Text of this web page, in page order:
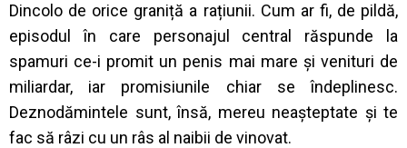
Dincolo de orice graniță a rațiunii. Cum ar fi, de pildă,
episodul în care personajul central răspunde la
spamuri ce-i promit un penis mai mare și venituri de
miliardar, iar promisiunile chiar se îndeplinesc.
Deznodămintele sunt, însă, mereu neașteptate și te
fac să râzi cu un râs al naibii de vinovat.